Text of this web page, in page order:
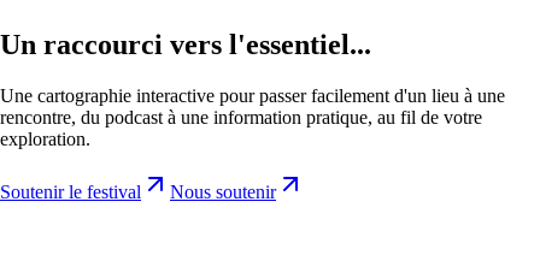
Un raccourci vers l'essentiel...
Une cartographie interactive pour passer facilement d'un lieu à une
rencontre, du podcast à une information pratique, au fil de votre
exploration.
Soutenir le festival Nous soutenir